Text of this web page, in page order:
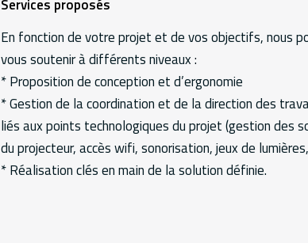
Services proposés
En fonction de votre projet et de vos objectifs, nous
vous soutenir à différents niveaux :
* Proposition de conception et d’ergonomie
* Gestion de la coordination et de la direction des
liés aux points technologiques du projet (gestion des
du projecteur, accès wifi, sonorisation, jeux de
* Réalisation clés en main de la solution définie.